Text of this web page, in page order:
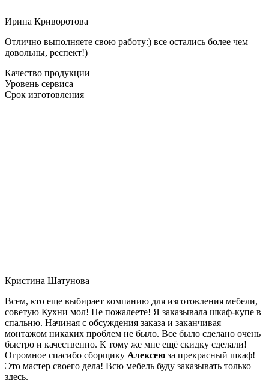
Ирина Криворотова
Отлично выполняете свою работу:) все остались более чем
довольны, респект!)
Качество продукции
Уровень сервиса
Срок изготовления
Кристина Шатунова
Всем, кто еще выбирает компанию для изготовления мебели,
советую Кухни мол! Не пожалеете! Я заказывала шкаф-купе в
спальню. Начиная с обсуждения заказа и заканчивая
монтажом никаких проблем не было. Все было сделано очень
быстро и качественно. К тому же мне ещё скидку сделали!
Огромное спасибо сборщику Алексею за прекрасный шкаф!
Это мастер своего дела! Всю мебель буду заказывать только
здесь.